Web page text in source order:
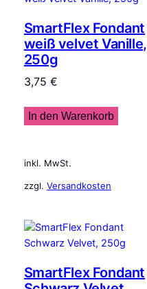
SmartFlex Fondant
weiß velvet Vanille,
250g
3,75 €
In den Warenkorb
inkl. MwSt.
zzgl. Versandkosten
SmartFlex Fondant